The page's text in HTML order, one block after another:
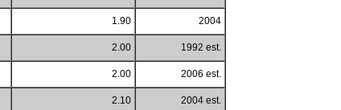
1.90 2004
2.00 1992 est.
2.00 2006 est.
2.10 2004 est.